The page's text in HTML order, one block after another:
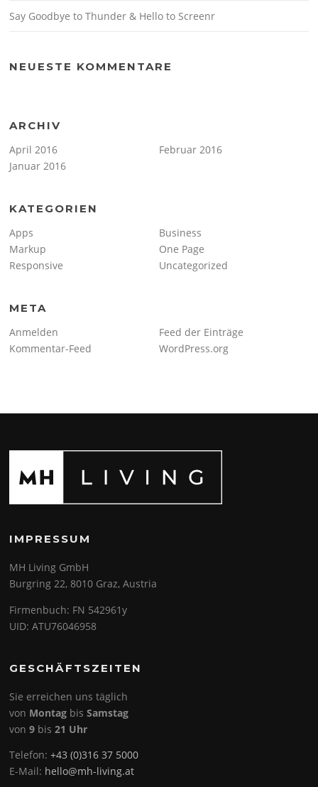
Say Goodbye to Thunder & Hello to Screenr
NEUESTE KOMMENTARE
ARCHIV
April 2016
Februar 2016
Januar 2016
KATEGORIEN
Apps
Business
Markup
One Page
Responsive
Uncategorized
META
Anmelden
Feed der Einträge
Kommentar-Feed
WordPress.org
IMPRESSUM
MH Living GmbH
Burgring 22, 8010 Graz, Austria
Firmenbuch: FN 542961y
UID: ATU76046958
GESCHÄFTSZEITEN
Sie erreichen uns täglich
von Montag bis Samstag
von9 bis 21 Uhr
Telefon:+43 (0)316 37 5000
E-Mail: hello@mh-living.at